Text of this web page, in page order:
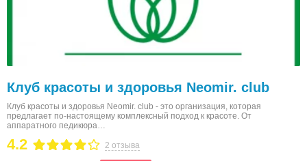
Клуб красоты и здоровья Neomir. club
Клуб красоты и здоровья Neomir. club - это организация, которая
предлагает по-настоящему комплексный подход к красоте. От
аппаратного педикюра…
2 отзыва
4.2